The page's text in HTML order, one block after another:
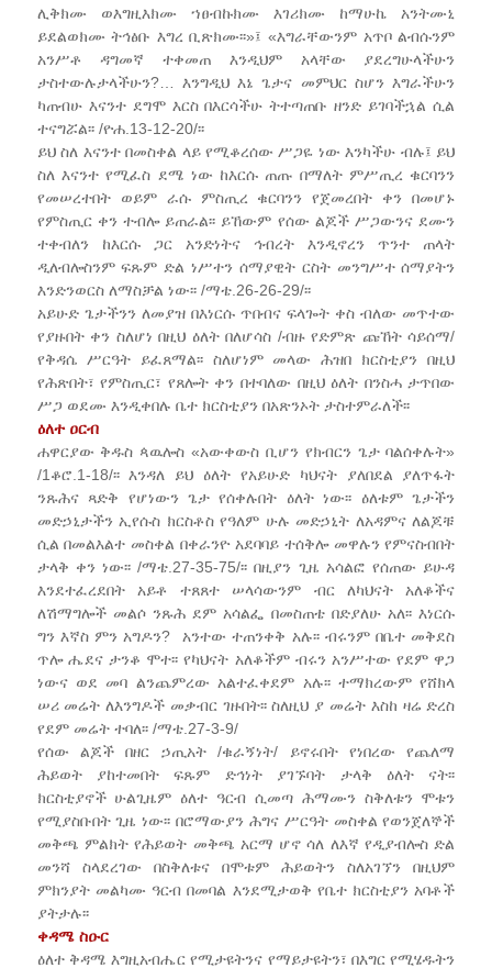
ሊቅክሙ ወእግዚእክሙ ኀፀብኩክሙ እገሪክሙ ከማሁኬ አንትሙኒ
ይደልወክሙ ትኅፅቡ እግረ ቢጽክሙ፡፡»፤ «እግራቸውንም አጥቦ ልብሱንም
አንሥቶ ዳግመኛ ተቀመጠ እንዲህም አላቸው ያደረግሁላችሁን
ታስተውሉታላችሁን?… እንግዲህ እኔ ጌታና መምህር ስሆን እግራችሁን
ካጠብሁ እናንተ ደግሞ እርስ በእርሳችሁ ትተጣጠቡ ዘንድ ይገባችኋል ሲል
ተናግሯል፡፡ /ዮሐ.13-12-20/፡፡
ይህ ስለ እናንተ በመስቀል ላይ የሚቆረሰው ሥጋዬ ነው እንካችሁ ብሉ፤ ይህ
ስለ እናንተ የሚፈስ ደሜ ነው ከእርሱ ጠጡ በማለት ምሥጢረ ቁርባንን
የመሠረተበት ወይም ራሱ ምስጢረ ቁርባንን የጀመረበት ቀን በመሆኑ
የምስጢር ቀን ተብሎ ይጠራል፡፡ ይኸውም የሰው ልጆች ሥጋውንና ደሙን
ተቀብለን ከእርሱ ጋር አንድነትና ኅብረት እንዲኖረን ጥንተ ጠላት
ዲለብሎስንም ፍጹም ድል ነሥተን ሰማያዊት ርስት መንግሥተ ሰማያትን
እንድንወርስ ለማስቻል ነው፡፡ /ማቴ.26-26-29/፡፡
አይሁድ ጌታችንን ለመያዝ በእነርሱ ጥበብና ፍላጐት ቀስ ብለው መጥተው
የያዙበት ቀን ስለሆነ በዚህ ዕለት በለሆሳስ /ብዙ የድምጽ ጩኸት ሳይሰማ/
የቅዳሴ ሥርዓት ይፈጸማል፡፡ ስለሆነም መላው ሕዝበ ክርስቲያን በዚህ
የሕጽበት፣ የምስጢር፣ የጸሎት ቀን በተባለው በዚህ ዕለት በንስሓ ታጥበው
ሥጋ ወደሙ እንዲቀበሉ ቤተ ክርስቲያን በአጽንኦት ታስተምራለች፡፡
ዕለተ ዐርብ
ሐዋርያው ቅዱስ ጳዉሎስ «አውቀውስ ቢሆን የክብርን ጌታ ባልሰቀሉት»
/1ቆሮ.1-18/፡፡ እንዳለ ይህ ዕለት የአይሁድ ካህናት ያለበደል ያለጥፋት
ንጹሕና ጻድቅ የሆነውን ጌታ የሰቀሉበት ዕለት ነው፡፡ ዕለቱም ጌታችን
መድኃኒታችን ኢየሱስ ክርስቶስ የዓለም ሁሉ መድኃኒት ለአዳምና ለልጆቹ
ሲል በመልእልተ መስቀል በቀራንዮ አደባባይ ተሰቅሎ መዋሉን የምናስብበት
ታላቅ ቀን ነው፡፡ /ማቴ.27-35-75/፡፡ በዚያን ጊዜ አሳልፎ የሰጠው ይሁዳ
እንደተፈረደበት አይቶ ተጸጸተ ሠላሳውንም ብር ለካህናት አለቆችና
ለሽማግሎች መልሶ ንጹሕ ደም አሳልፌ በመስጠቴ በድያለሁ አለ፡፡ እነርሱ
ግን እኛስ ምን አግዶን? አንተው ተጠንቀቅ አሉ፡፡ ብሩንም በቤተ መቅደስ
ጥሎ ሔደና ታንቆ ሞተ፡፡ የካህናት አለቆችም ብሩን አንሥተው የደም ዋጋ
ነውና ወደ መባ ልንጨምረው አልተፈቀደም አሉ፡፡ ተማክረውም የሸክላ
ሠሪ መሬት ለእንግዶች መቃብር ገዙበት፡፡ ስለዚህ ያ መሬት እስከ ዛሬ ድረስ
የደም መሬት ተባለ፡፡ /ማቴ.27-3-9/
የሰው ልጆች በዘር ኃጢአት /ቁራኝነት/ ይኖሩበት የነበረው የጨለማ
ሕይወት ያከተመበት ፍጹም ድኅነት ያገኙባት ታላቅ ዕለት ናት፡፡
ክርስቲያኖች ሁልጊዜም ዕለተ ዓርብ ሲመጣ ሕማሙን ስቅለቱን ሞቱን
የሚያስቡበት ጊዜ ነው፡፡ በሮማውያን ሕግና ሥርዓት መስቀል የወንጀለኞች
መቅጫ ምልክት የሕይወት መቅጫ አርማ ሆኖ ሳለ ለእኛ የዲያብሎስ ድል
መንሻ ስላደረገው በስቅለቱና በሞቱም ሕይወትን ስለአገኘን በዚህም
ምክንያት መልካሙ ዓርብ በመባል እንደሚታወቅ የቤተ ክርስቲያን አባቶች
ያትታሉ፡፡
ቀዳሜ ስዑር
ዕለተ ቅዳሜ እግዚአብሔር የሚታዩትንና የማይታዩትን፣ በእግር የሚሄዱትን